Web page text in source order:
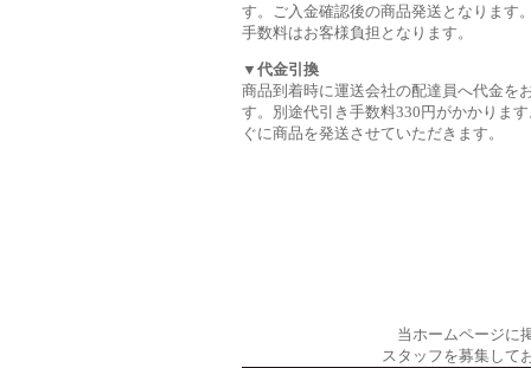
す。ご入金確認後の商品発送となります
手数料はお客様負担となります。
▼代金引換
商品到着時に運送会社の配達員へ代金を
す。別途代引き手数料330円がかかりま
ぐに商品を発送させていただきます。
当ホームページに
スタッフを募集して